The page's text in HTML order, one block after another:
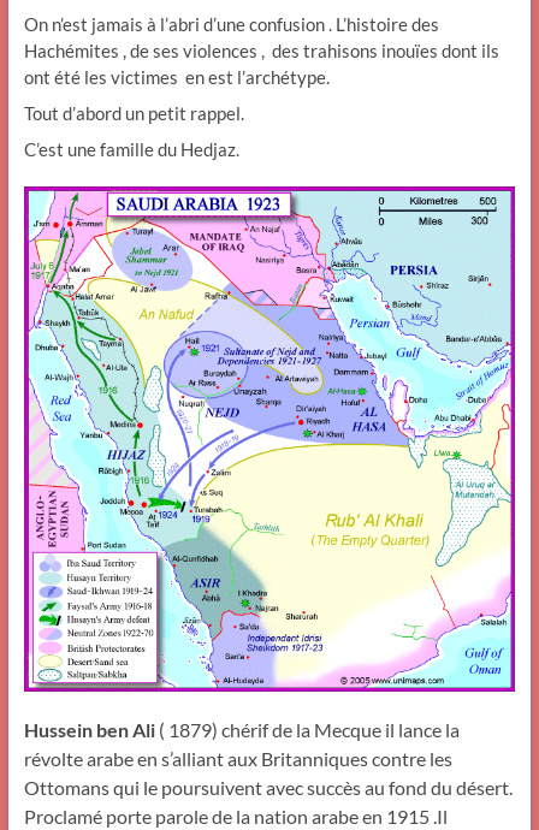
On n’est jamais à l’abri d’une confusion . L’histoire des
Hachémites , de ses violences , des trahisons inouïes dont ils
ont été les victimes en est l’archétype.
Tout d’abord un petit rappel.
C’est une famille du Hedjaz.
Hussein ben Ali( 1879) chérif de la Mecque il lance la
révolte arabe en s’alliant aux Britanniques contre les
Ottomans qui le poursuivent avec succès au fond du désert.
Proclamé porte parole de la nation arabe en 1915 .Il